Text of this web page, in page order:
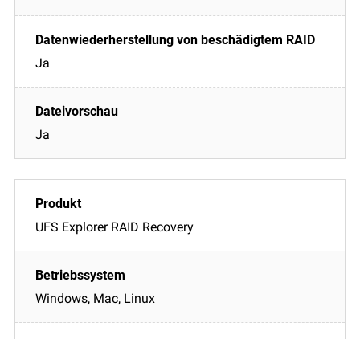
Ja
Ja
UFS Explorer RAID Recovery
Windows, Mac, Linux